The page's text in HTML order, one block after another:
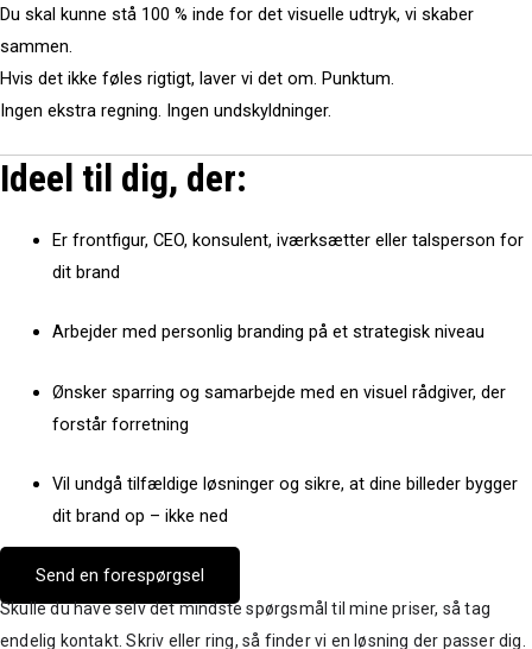
Du skal kunne stå 100 % inde for det visuelle udtryk, vi skaber
sammen.
Hvis det ikke føles rigtigt, laver vi det om. Punktum.
Ingen ekstra regning. Ingen undskyldninger.
Ideel til dig, der:
Er frontfigur, CEO, konsulent, iværksætter eller talsperson for
dit brand
Arbejder med personlig branding på et strategisk niveau
Ønsker sparring og samarbejde med en visuel rådgiver, der
forstår forretning
Vil undgå tilfældige løsninger og sikre, at dine billeder bygger
dit brand op – ikke ned
Send en forespørgsel
Skulle du have selv det mindste spørgsmål til mine priser, så tag
endelig kontakt. Skriv eller ring, så finder vi en løsning der passer dig.